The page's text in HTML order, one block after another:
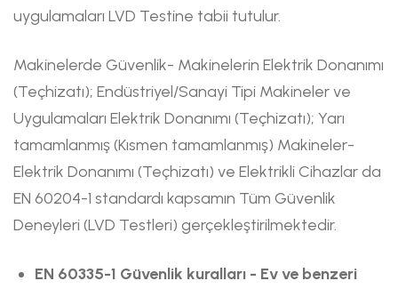
uygulamaları LVD Testine tabii tutulur.
Makinelerde Güvenlik- Makinelerin Elektrik Donanımı
(Teçhizatı); Endüstriyel/Sanayi Tipi Makineler ve
Uygulamaları Elektrik Donanımı (Teçhizatı); Yarı
tamamlanmış (Kısmen tamamlanmış) Makineler-
Elektrik Donanımı (Teçhizatı) ve Elektrikli Cihazlar da
EN 60204-1 standardı kapsamın Tüm Güvenlik
Deneyleri (LVD Testleri) gerçekleştirilmektedir.
EN 60335-1 Güvenlik kuralları - Ev ve benzeri